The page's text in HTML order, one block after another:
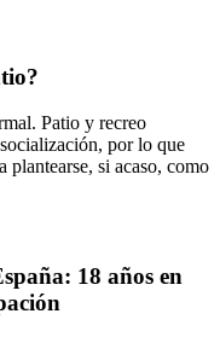
Patio y recreo
por lo que
si acaso, como
18 años en